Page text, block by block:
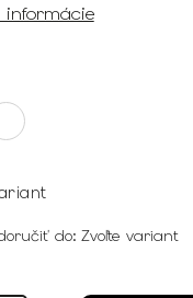
informácie
do: Zvoľte variant